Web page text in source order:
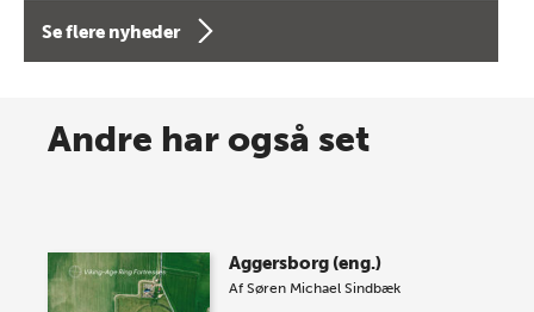
forfatterne bag vores nyes…
Spar op til 70% til sommer-
onsdag den 10. j…
Se flere nyheder
Andre har også set
Aggersborg (eng.)
AfSøren Michael Sindbæk